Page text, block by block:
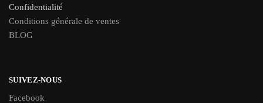
Confidentialité
Conditions générale de ventes
BLOG
SUIVEZ-NOUS
Facebook